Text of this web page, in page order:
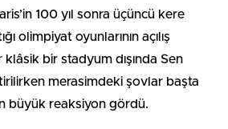
100 yıl sonra üçüncü kere
olimpiyat oyunlarının açılış
bir stadyum dışında Sen
merasimdeki şovlar başta
büyük reaksiyon gördü.